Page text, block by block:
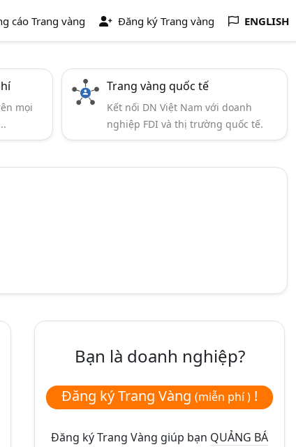
cáo Trang vàng Đăng ký Trang vàng ENGLISH
mọi
Trang vàng quốc tế
Kết nối DN Việt Nam với doanh
nghiệp FDI và thị trường quốc tế.
Bạn là doanh nghiệp?
Đăng ký Trang Vàng (miễn phí ) !
Đăng ký Trang Vàng giúp bạn QUẢNG BÁ